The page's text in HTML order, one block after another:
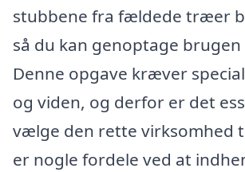
stubbene fra fældede træer
så du kan genoptage
Denne opgave kræver
og viden, og derfor er det
vælge den rette virksomhed
er nogle fordele ved at